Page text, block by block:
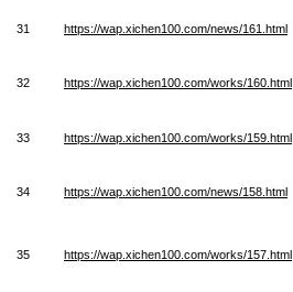
31 https://wap.xichen100.com/news/161.html
32 https://wap.xichen100.com/works/160.html
33 https://wap.xichen100.com/works/159.html
34 https://wap.xichen100.com/news/158.html
35 https://wap.xichen100.com/works/157.html